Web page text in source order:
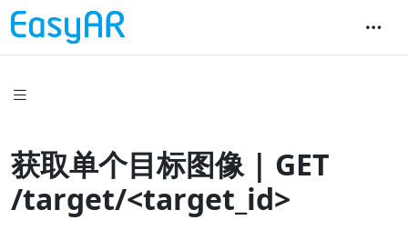
获取单个目标图像 | GET
/target/<target_id>